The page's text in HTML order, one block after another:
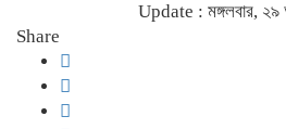
Update : মঙ্গলবার, ২৯
Share